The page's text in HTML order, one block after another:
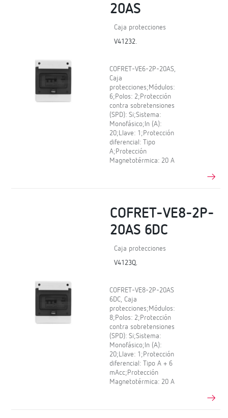
20AS
Caja protecciones
V41232.
COFRET-VE6-2P-20AS,
Caja
protecciones;Módulos:
6;Polos: 2;Protección
contra sobretensiones
(SPD): Si;Sistema:
Monofásico;In (A):
20;Llave: 1;Protección
diferencial: Tipo
A;Protección
Magnetotérmica: 20 A
COFRET-VE8-2P-
20AS 6DC
Caja protecciones
V4123Q.
COFRET-VE8-2P-20AS
6DC, Caja
protecciones;Módulos:
8;Polos: 2;Protección
contra sobretensiones
(SPD): Si;Sistema:
Monofásico;In (A):
20;Llave: 1;Protección
diferencial: Tipo A + 6
mAcc;Protección
Magnetotérmica: 20 A